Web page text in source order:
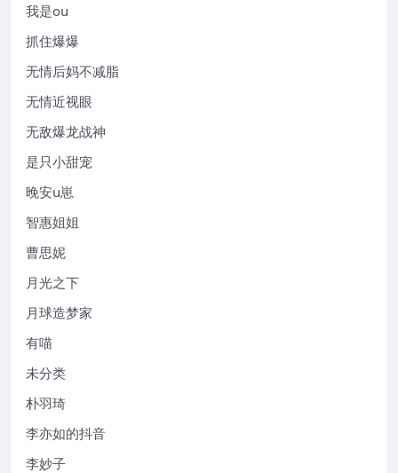
我是ou
抓住爆爆
无情后妈不减脂
无情近视眼
无敌爆龙战神
是只小甜宠
晚安u崽
智惠姐姐
曹思妮
月光之下
月球造梦家
有喵
未分类
朴羽琦
李亦如的抖音
李妙子